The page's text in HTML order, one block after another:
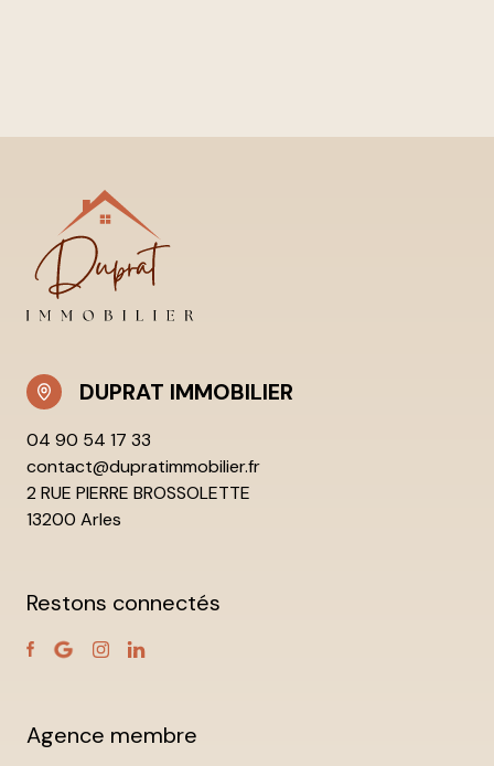
DUPRAT IMMOBILIER
04 90 54 17 33
contact@dupratimmobilier.fr
2 RUE PIERRE BROSSOLETTE
13200 Arles
Restons connectés
Agence membre